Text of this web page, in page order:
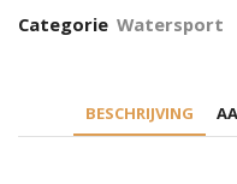
Categorie Watersport
BESCHRIJVING